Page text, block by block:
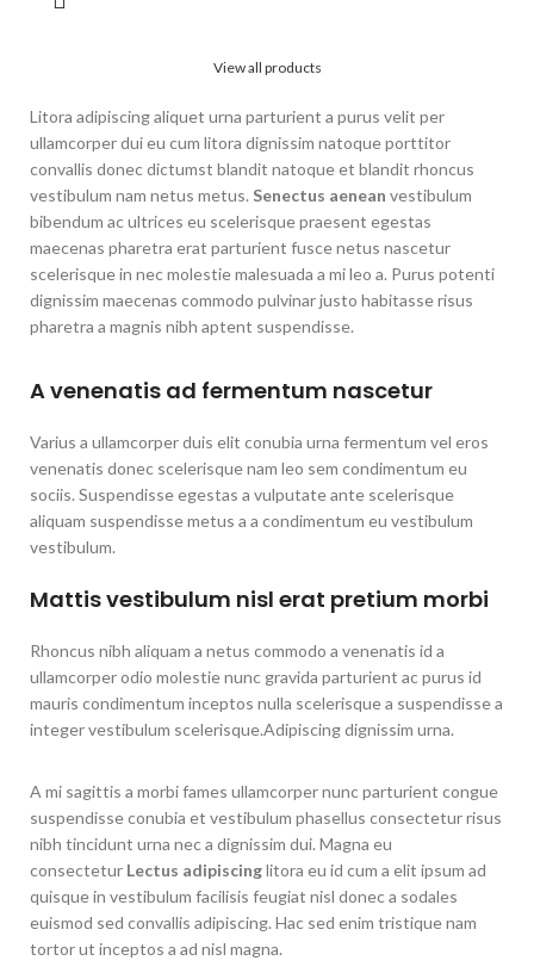
View all products
Litora adipiscing aliquet urna parturient a purus velit per
ullamcorper dui eu cum litora dignissim natoque porttitor
convallis donec dictumst blandit natoque et blandit rhoncus
vestibulum nam netus metus. Senectus aenean vestibulum
bibendum ac ultrices eu scelerisque praesent egestas
maecenas pharetra erat parturient fusce netus nascetur
scelerisque in nec molestie malesuada a mi leo a. Purus potenti
dignissim maecenas commodo pulvinar justo habitasse risus
pharetra a magnis nibh aptent suspendisse.
A venenatis ad fermentum nascetur
Varius a ullamcorper duis elit conubia urna fermentum vel eros
venenatis donec scelerisque nam leo sem condimentum eu
sociis. Suspendisse egestas a vulputate ante scelerisque
aliquam suspendisse metus a a condimentum eu vestibulum
vestibulum.
Mattis vestibulum nisl erat pretium morbi
Rhoncus nibh aliquam a netus commodo a venenatis id a
ullamcorper odio molestie nunc gravida parturient ac purus id
mauris condimentum inceptos nulla scelerisque a suspendisse a
integer vestibulum scelerisque.Adipiscing dignissim urna.
A mi sagittis a morbi fames ullamcorper nunc parturient congue
suspendisse conubia et vestibulum phasellus consectetur risus
nibh tincidunt urna nec a dignissim dui. Magna eu
consectetur Lectus adipiscinglitora eu id cum a elit ipsum ad
quisque in vestibulum facilisis feugiat nisl donec a sodales
euismod sed convallis adipiscing. Hac sed enim tristique nam
tortor ut inceptos a ad nisl magna.